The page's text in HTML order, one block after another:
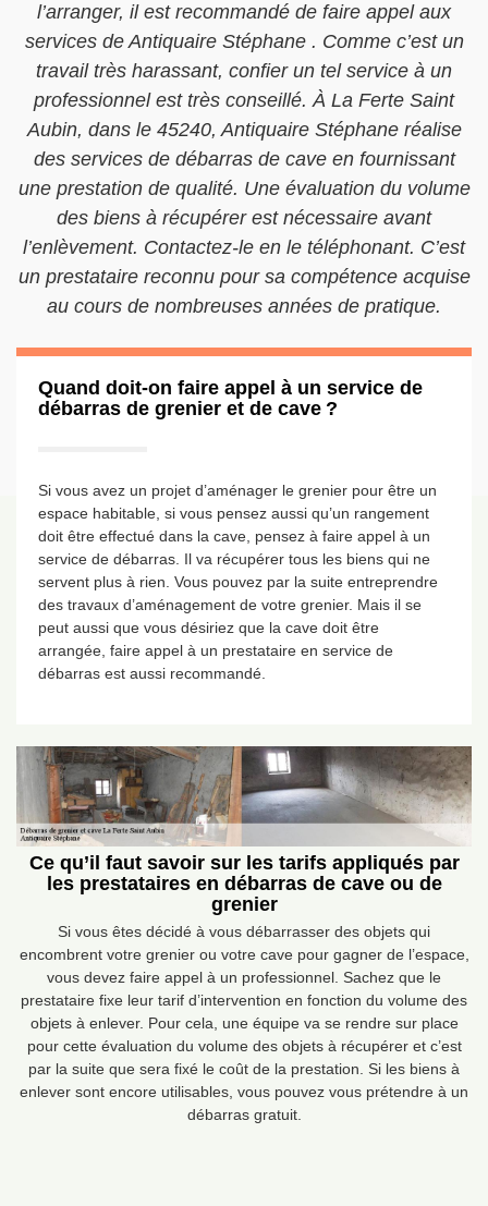
l’arranger, il est recommandé de faire appel aux
services de Antiquaire Stéphane . Comme c’est un
travail très harassant, confier un tel service à un
professionnel est très conseillé. À La Ferte Saint
Aubin, dans le 45240, Antiquaire Stéphane réalise
des services de débarras de cave en fournissant
une prestation de qualité. Une évaluation du volume
des biens à récupérer est nécessaire avant
l’enlèvement. Contactez-le en le téléphonant. C’est
un prestataire reconnu pour sa compétence acquise
au cours de nombreuses années de pratique.
Quand doit-on faire appel à un service de
débarras de grenier et de cave ?
Si vous avez un projet d’aménager le grenier pour être un
espace habitable, si vous pensez aussi qu’un rangement
doit être effectué dans la cave, pensez à faire appel à un
service de débarras. Il va récupérer tous les biens qui ne
servent plus à rien. Vous pouvez par la suite entreprendre
des travaux d’aménagement de votre grenier. Mais il se
peut aussi que vous désiriez que la cave doit être
arrangée, faire appel à un prestataire en service de
débarras est aussi recommandé.
Ce qu’il faut savoir sur les tarifs appliqués par
les prestataires en débarras de cave ou de
grenier
Si vous êtes décidé à vous débarrasser des objets qui
encombrent votre grenier ou votre cave pour gagner de l’espace,
vous devez faire appel à un professionnel. Sachez que le
prestataire fixe leur tarif d’intervention en fonction du volume des
objets à enlever. Pour cela, une équipe va se rendre sur place
pour cette évaluation du volume des objets à récupérer et c’est
par la suite que sera fixé le coût de la prestation. Si les biens à
enlever sont encore utilisables, vous pouvez vous prétendre à un
débarras gratuit.